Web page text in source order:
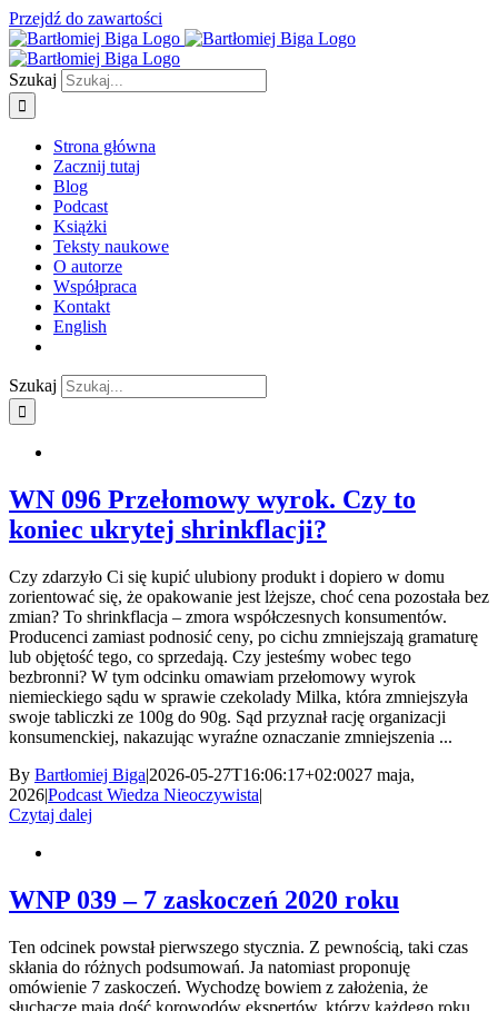
Przejdź do zawartości
Szukaj
Strona główna
Zacznij tutaj
Blog
Podcast
Książki
Teksty naukowe
O autorze
Współpraca
Kontakt
English
Szukaj
WN 096 Przełomowy wyrok. Czy to
koniec ukrytej shrinkflacji?
Czy zdarzyło Ci się kupić ulubiony produkt i dopiero w domu
zorientować się, że opakowanie jest lżejsze, choć cena pozostała bez
zmian? To shrinkflacja – zmora współczesnych konsumentów.
Producenci zamiast podnosić ceny, po cichu zmniejszają gramaturę
lub objętość tego, co sprzedają. Czy jesteśmy wobec tego
bezbronni? W tym odcinku omawiam przełomowy wyrok
niemieckiego sądu w sprawie czekolady Milka, która zmniejszyła
swoje tabliczki ze 100g do 90g. Sąd przyznał rację organizacji
konsumenckiej, nakazując wyraźne oznaczanie zmniejszenia ...
By Bartłomiej Biga|2026-05-27T16:06:17+02:0027 maja,
2026|Podcast Wiedza Nieoczywista|
Czytaj dalej
WNP 039 – 7 zaskoczeń 2020 roku
Ten odcinek powstał pierwszego stycznia. Z pewnością, taki czas
skłania do różnych podsumowań. Ja natomiast proponuję
omówienie 7 zaskoczeń. Wychodzę bowiem z założenia, że
słuchacze mają dość korowodów ekspertów, którzy każdego roku